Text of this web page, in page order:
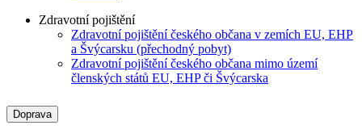
Zdravotní pojištění
Zdravotní pojištění českého občana v zemích EU, EHP
a Švýcarsku (přechodný pobyt)
Zdravotní pojištění českého občana mimo území
členských států EU, EHP či Švýcarska
Doprava